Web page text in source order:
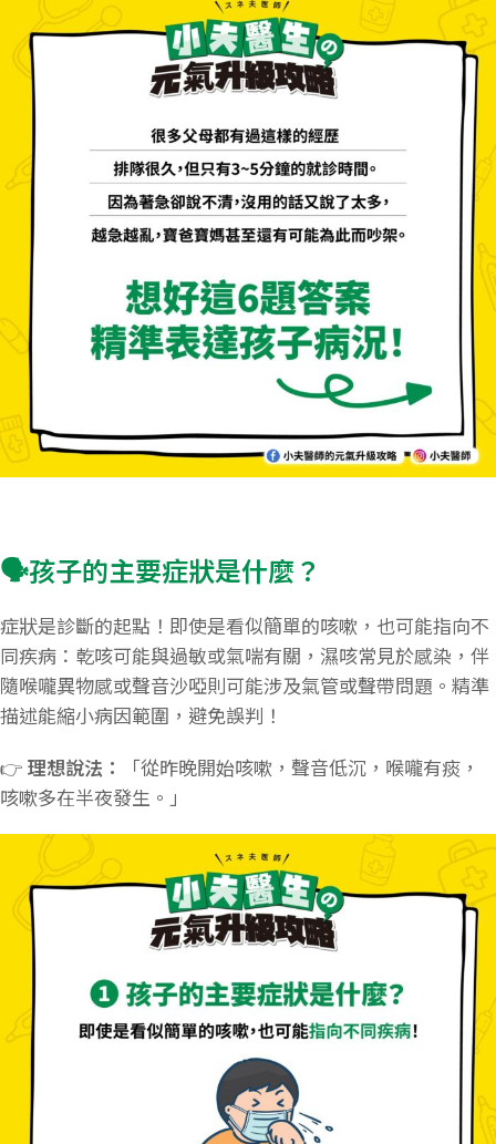
🗣️孩子的主要症狀是什麼？
症狀是診斷的起點！即使是看似簡單的咳嗽，也可能指向不
同疾病：乾咳可能與過敏或氣喘有關，濕咳常見於感染，伴
隨喉嚨異物感或聲音沙啞則可能涉及氣管或聲帶問題。精準
描述能縮小病因範圍，避免誤判！
👉 理想說法：
「從昨晚開始咳嗽，聲音低沉，喉嚨有痰，
咳嗽多在半夜發生。」